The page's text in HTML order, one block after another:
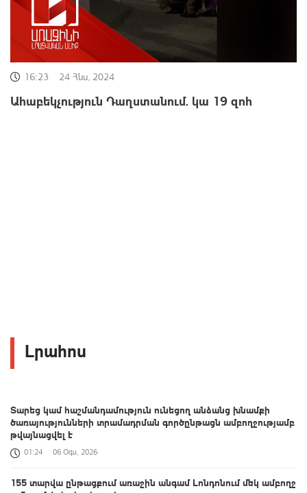
16:23 24 Հնս, 2024
Ահաբեկչություն Դաղստանում. կա 19 զոհ
Լրահոս
Տարեց կամ հաշմանդամություն ունեցող անձանց խնամքի
ծառայությունների տրամադրման գործընթացն ամբողջությամբ
թվայնացվել է
01:24 06 Օգս, 2026
155 տարվա ընթացքում առաջին անգամ Լոնդոնում մեկ ամբողջ